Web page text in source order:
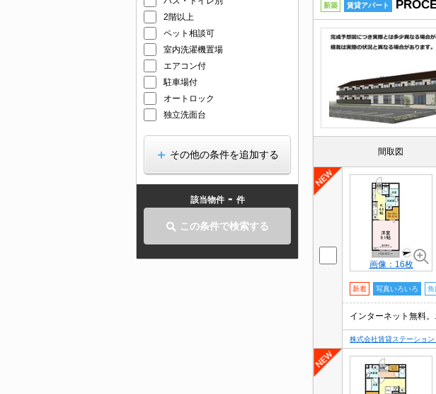
2階以上
ペット相談可
室内洗濯機置場
エアコン付
駐車場付
オートロック
独立洗面台
その他の条件を追加する
該当物件 - 件
この条件で検索する
新築 賃貸アパート
間取図
画像：16枚
新着 写真いろいろ 角
株式会社賃貸ステーショ